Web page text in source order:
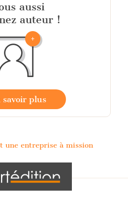
aussi
auteur !
savoir plus
une entreprise à mission